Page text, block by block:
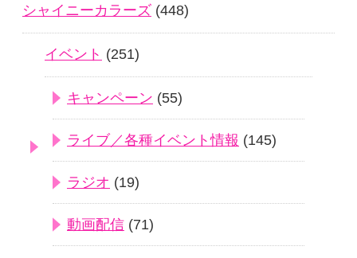
シャイニーカラーズ (448)
イベント (251)
キャンペーン (55)
ライブ／各種イベント情報 (145)
ラジオ (19)
動画配信 (71)